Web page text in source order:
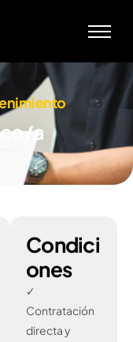
a
Condici
ones
✓
Contratación
directa y